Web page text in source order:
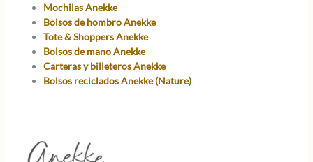
Mochilas Anekke
Bolsos de hombro Anekke
Tote & Shoppers Anekke
Bolsos de mano Anekke
Carteras y billeteros Anekke
Bolsos reciclados Anekke (Nature)